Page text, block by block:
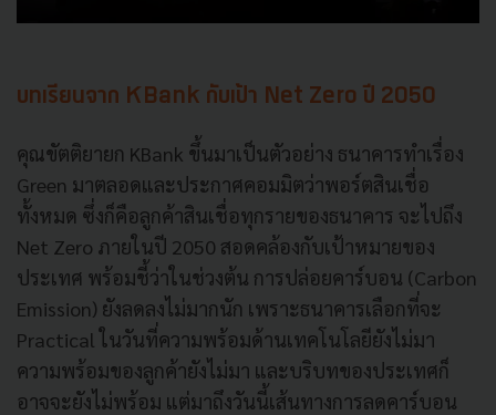
บทเรียนจาก KBank กับเป้า Net Zero ปี 2050
คุณขัตติยายก KBank ขึ้นมาเป็นตัวอย่าง ธนาคารทำเรื่อง
Green มาตลอดและประกาศคอมมิตว่าพอร์ตสินเชื่อ
ทั้งหมด ซึ่งก็คือลูกค้าสินเชื่อทุกรายของธนาคาร จะไปถึง
Net Zero ภายในปี 2050 สอดคล้องกับเป้าหมายของ
ประเทศ พร้อมชี้ว่าในช่วงต้น การปล่อยคาร์บอน (Carbon
Emission) ยังลดลงไม่มากนัก เพราะธนาคารเลือกที่จะ
Practical ในวันที่ความพร้อมด้านเทคโนโลยียังไม่มา
ความพร้อมของลูกค้ายังไม่มา และบริบทของประเทศก็
อาจจะยังไม่พร้อม แต่มาถึงวันนี้เส้นทางการลดคาร์บอน